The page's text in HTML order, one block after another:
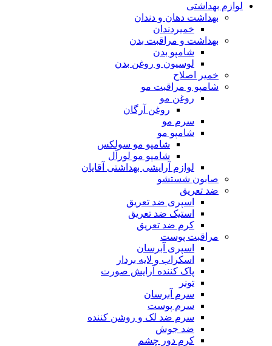
لوازم بهداشتی
بهداشت دهان و دندان
خمیردندان
بهداشت و مراقبت بدن
شامپو بدن
لوسیون و روغن بدن
خمیر اصلاح
شامپو و مراقبت مو
روغن مو
روغن آرگان
سرم مو
شامپو مو
شامپو مو سولکس
شامپو مو لورآل
لوازم آرایشی بهداشتی آقایان
صابون شستشو
ضد تعریق
اسپری ضد تعریق
استیک ضد تعریق
کرم ضد تعریق
مراقبت پوست
اسپری آبرسان
اسکراب و لایه بردار
پاک کننده آرایش صورت
تونر
سرم آبرسان
سرم پوست
سرم ضد لک و روشن کننده
ضد جوش
کرم دور چشم